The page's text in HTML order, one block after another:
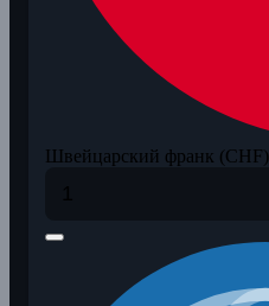
Швейцарский франк (CHF)